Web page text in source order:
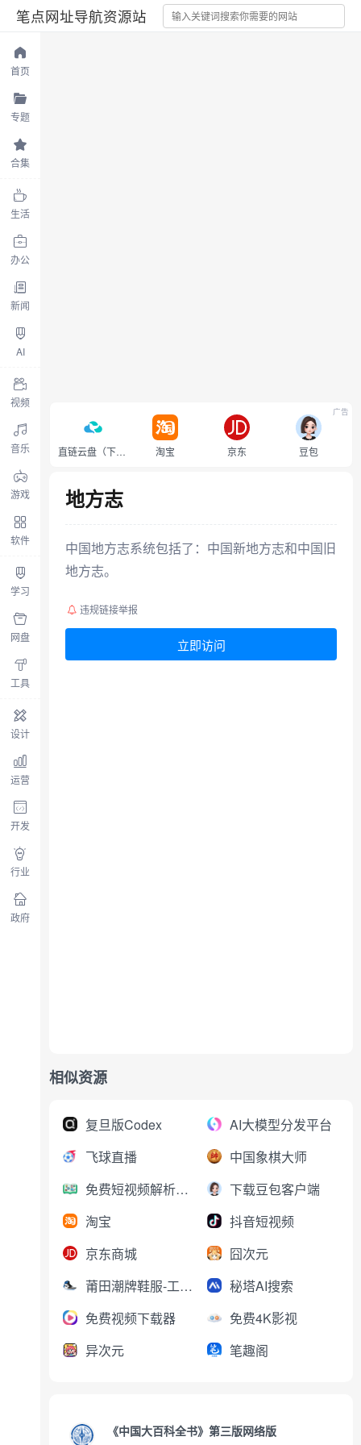
笔点网址导航资源站
首页
专题
合集
生活
办公
新闻
AI
视频
音乐
游戏
软件
学习
网盘
工具
设计
运营
开发
行业
政府
直链云盘（下载不限速） 淘宝 京东 豆包
广告
地方志
中国地方志系统包括了：中国新地方志和中国旧
地方志。
违规链接举报
立即访问
相似资源
复旦版Codex
AI大模型分发平台
飞球直播
中国象棋大师
免费短视频解析下载
下载豆包客户端
淘宝
抖音短视频
京东商城
囧次元
莆田潮牌鞋服-工厂直销
秘塔AI搜索
免费视频下载器
免费4K影视
异次元
笔趣阁
《中国大百科全书》第三版网络版